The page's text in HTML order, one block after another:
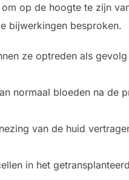
op de hoogte te zijn
bijwerkingen besproken.
ze optreden als
normaal bloeden na de
van de huid
in het